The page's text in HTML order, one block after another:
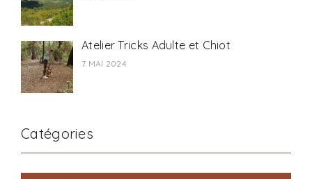
Atelier Tricks Adulte et Chiot
7 MAI 2024
Catégories